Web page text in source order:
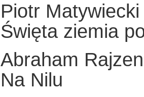
Piotr Matywiecki
Święta ziemia
Abraham Rajzen
Na Nilu